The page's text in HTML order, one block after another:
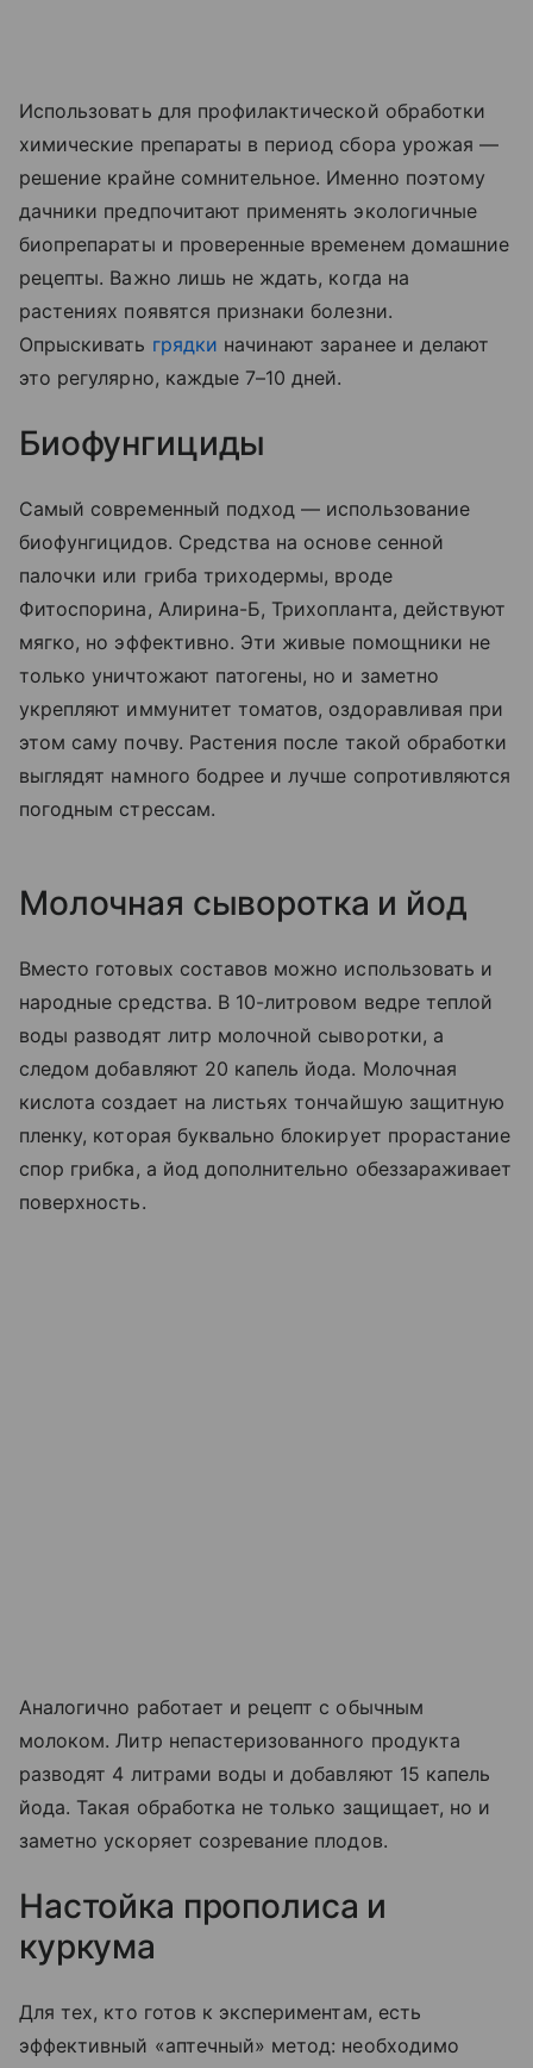
Использовать для профилактической обработки
химические препараты в период сбора урожая —
решение крайне сомнительное. Именно поэтому
дачники предпочитают применять экологичные
биопрепараты и проверенные временем домашние
рецепты. Важно лишь не ждать, когда на
растениях появятся признаки болезни.
Опрыскивать грядки начинают заранее и делают
это регулярно, каждые 7–10 дней.
Биофунгициды
Самый современный подход — использование
биофунгицидов. Средства на основе сенной
палочки или гриба триходермы, вроде
Фитоспорина, Алирина-Б, Трихопланта, действуют
мягко, но эффективно. Эти живые помощники не
только уничтожают патогены, но и заметно
укрепляют иммунитет томатов, оздоравливая при
этом саму почву. Растения после такой обработки
выглядят намного бодрее и лучше сопротивляются
погодным стрессам.
Молочная сыворотка и йод
Вместо готовых составов можно использовать и
народные средства. В 10-литровом ведре теплой
воды разводят литр молочной сыворотки, а
следом добавляют 20 капель йода. Молочная
кислота создает на листьях тончайшую защитную
пленку, которая буквально блокирует прорастание
спор грибка, а йод дополнительно обеззараживает
поверхность.
Аналогично работает и рецепт с обычным
молоком. Литр непастеризованного продукта
разводят 4 литрами воды и добавляют 15 капель
йода. Такая обработка не только защищает, но и
заметно ускоряет созревание плодов.
Настойка прополиса и
куркума
Для тех, кто готов к экспериментам, есть
эффективный «аптечный» метод: необходимо